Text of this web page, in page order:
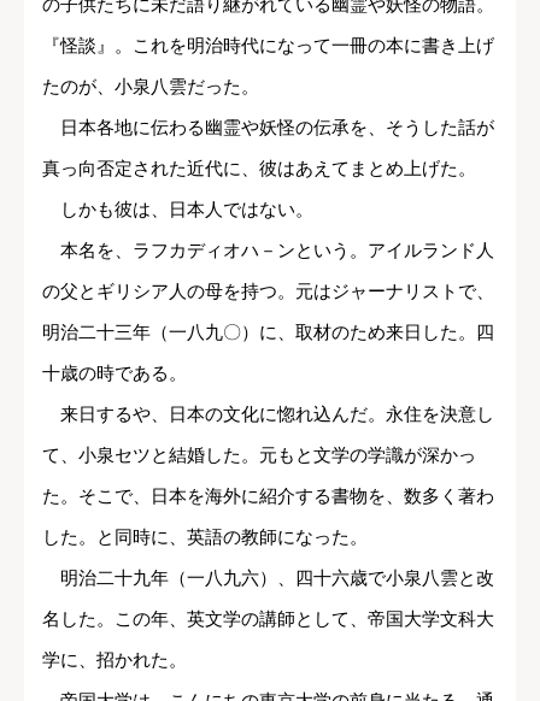
の子供たちに未だ語り継がれている幽霊や妖怪の物語。
『怪談』。これを明治時代になって一冊の本に書き上げ
たのが、小泉八雲だった。
日本各地に伝わる幽霊や妖怪の伝承を、そうした話が
真っ向否定された近代に、彼はあえてまとめ上げた。
しかも彼は、日本人ではない。
本名を、ラフカディオハ－ンという。アイルランド人
の父とギリシア人の母を持つ。元はジャーナリストで、
明治二十三年（一八九〇）に、取材のため来日した。四
十歳の時である。
来日するや、日本の文化に惚れ込んだ。永住を決意し
て、小泉セツと結婚した。元もと文学の学識が深かっ
た。そこで、日本を海外に紹介する書物を、数多く著わ
した。と同時に、英語の教師になった。
明治二十九年（一八九六）、四十六歳で小泉八雲と改
名した。この年、英文学の講師として、帝国大学文科大
学に、招かれた。